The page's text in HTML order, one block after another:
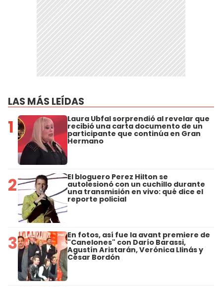
LAS MÁS LEÍDAS
1 Laura Ubfal sorprendió al revelar que
recibió una carta documento de un
participante que continúa en Gran
Hermano
2 El bloguero Perez Hilton se
autolesionó con un cuchillo durante
una transmisión en vivo: qué dice el
reporte policial
3 En fotos, así fue la avant premiere de
"Canelones" con Darío Barassi,
Agustín Aristarán, Verónica Llinás y
César Bordón